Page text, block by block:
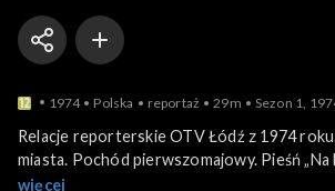
1974 Polska reportaż 29m Sezon 1,
Relacje reporterskie OTV Łódź z 1974
miasta. Pochód pierwszomajowy. Pieśń „Na
roboczy”(anonim.). Wydarzenia z początku
więcej